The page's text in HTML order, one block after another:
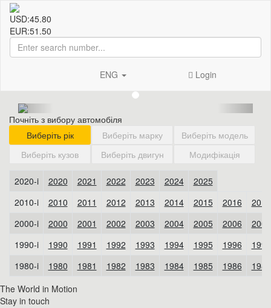
USD:45.80
EUR:51.50
ENG Login
Почніть з вибору автомобіля
The World in Motion
Stay in touch